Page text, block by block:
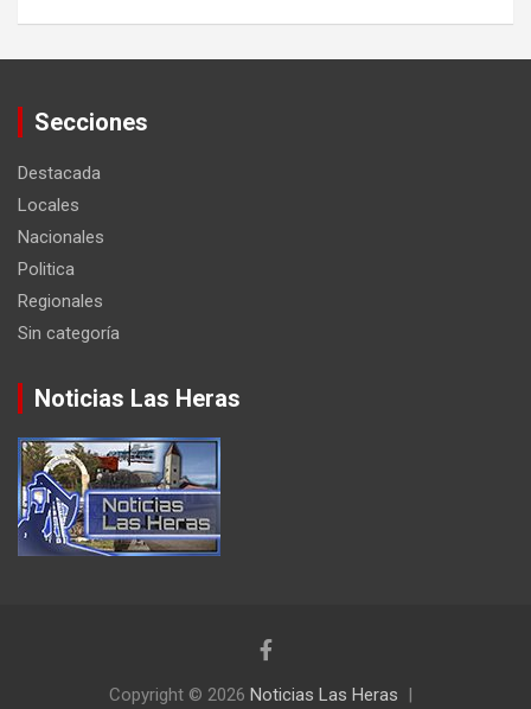
Secciones
Destacada
Locales
Nacionales
Politica
Regionales
Sin categoría
Noticias Las Heras
Copyright © 2026 Noticias Las Heras